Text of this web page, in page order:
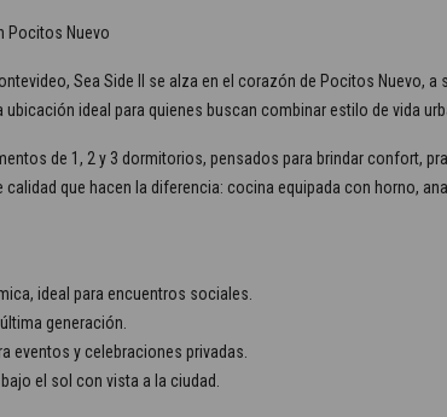
Pocitos Nuevo
Sea Side II se alza en el corazón de Pocitos Nuevo,
ubicación ideal para quienes buscan combinar estilo de vida
de 1, 2 y 3 dormitorios, pensados para brindar confort,
que hacen la diferencia: cocina equipada con horno,
ideal para encuentros sociales.
generación.
eventos y celebraciones privadas.
el sol con vista a la ciudad.